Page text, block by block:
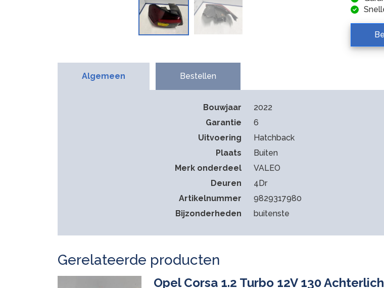
Algemeen Bestellen
Bouwjaar
2022
Garantie
6
Uitvoering
Hatchback
Plaats
Buiten
Merk onderdeel
VALEO
Deuren
4Dr
Artikelnummer
9829317980
Bijzonderheden
buitenste
Gerelateerde producten
Opel Corsa 1.2 Turbo 12V 130